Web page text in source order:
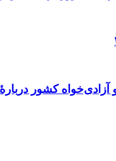
کشور